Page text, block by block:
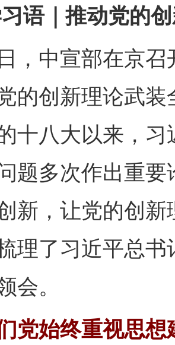
｜推动党的创
中宣部在京召
的创新理论武
十八大以来，
题多次作出重
新，让党的创新
理了习近平总
会。
始终重视思想